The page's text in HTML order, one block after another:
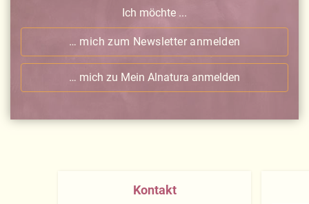
Ich möchte ...
… mich zum Newsletter anmelden
… mich zu Mein Alnatura anmelden
Kontakt